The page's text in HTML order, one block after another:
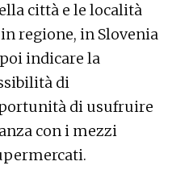
città e le località
regione, in Slovenia
indicare la
di
di usufruire
con i mezzi